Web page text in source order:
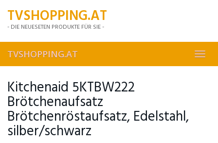
mainTVSHOPPING.AT
- DIE NEUESETEN PRODUKTE FÜR SIE -
TVSHOPPING.AT
Kitchenaid 5KTBW222
Brötchenaufsatz
Brötchenröstaufsatz, Edelstahl,
silber/schwarz